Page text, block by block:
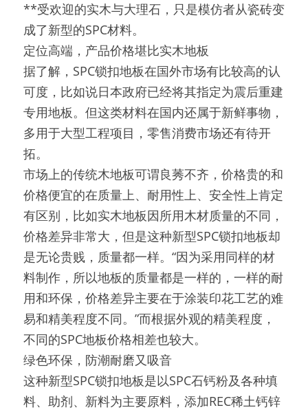
**受欢迎的实木与大理石，只是模仿者从瓷砖变
成了新型的SPC材料。
定位高端，产品价格堪比实木地板
据了解，SPC锁扣地板在国外市场有比较高的认
可度，比如说日本政府已经将其指定为震后重建
专用地板。但这类材料在国内还属于新鲜事物，
多用于大型工程项目，零售消费市场还有待开
拓。
市场上的传统木地板可谓良莠不齐，价格贵的和
价格便宜的在质量上、耐用性上、安全性上肯定
有区别，比如实木地板因所用木材质量的不同，
价格差异非常大，但是这种新型SPC锁扣地板却
是无论贵贱，质量都一样。“因为采用同样的材
料制作，所以地板的质量都是一样的，一样的耐
用和环保，价格差异主要在于涂装印花工艺的难
易和精美程度不同。”而根据外观的精美程度，
不同的SPC地板价格相差也较大。
绿色环保，防潮耐磨又吸音
这种新型SPC锁扣地板是以SPC石钙粉及各种填
料、助剂、新料为主要原料，添加REC稀土钙锌